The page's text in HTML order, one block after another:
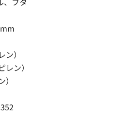
）
ン）